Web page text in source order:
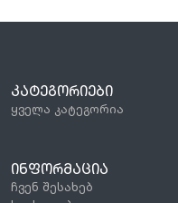
ᲙᲐᲢᲔᲒᲝᲠᲘᲔᲑᲘ
ყველა კატეგორია
ᲘᲜᲤᲝᲠᲛᲐᲪᲘᲐ
ჩვენ შესახებ